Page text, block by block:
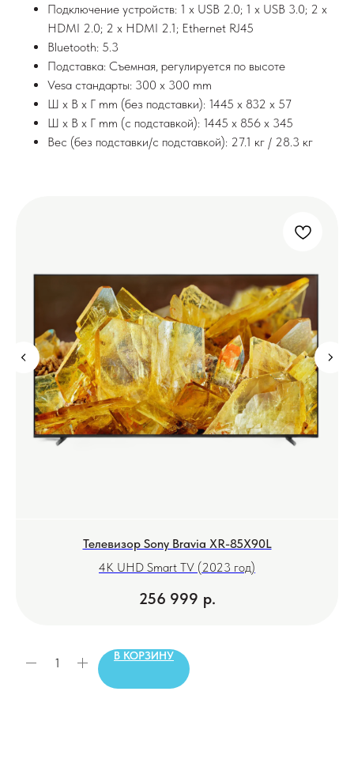
Подключение устройств: 1 x USB 2.0; 1 x USB 3.0; 2 x
HDMI 2.0; 2 x HDMI 2.1; Ethernet RJ45
Bluetooth: 5.3
Подставка: Съемная, регулируется по высоте
Vesa стандарты: 300 x 300 mm
Ш x В x Г mm (без подставки): 1445 x 832 x 57
Ш x В x Г mm (с подставкой): 1445 x 856 x 345
Вес (без подставки/с подставкой): 27.1 кг / 28.3 кг
Телевизор Sony Bravia XR-85X90L
4K UHD Smart TV (2023 год)
256 999 р.
В КОРЗИНУ